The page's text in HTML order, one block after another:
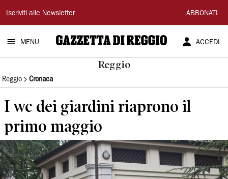
Gazzetta
di
Reggio
Iscriviti alle Newsletter ABBONATI
MENU ACCEDI
Reggio
Reggio Cronaca
I wc dei giardini riaprono il
primo maggio